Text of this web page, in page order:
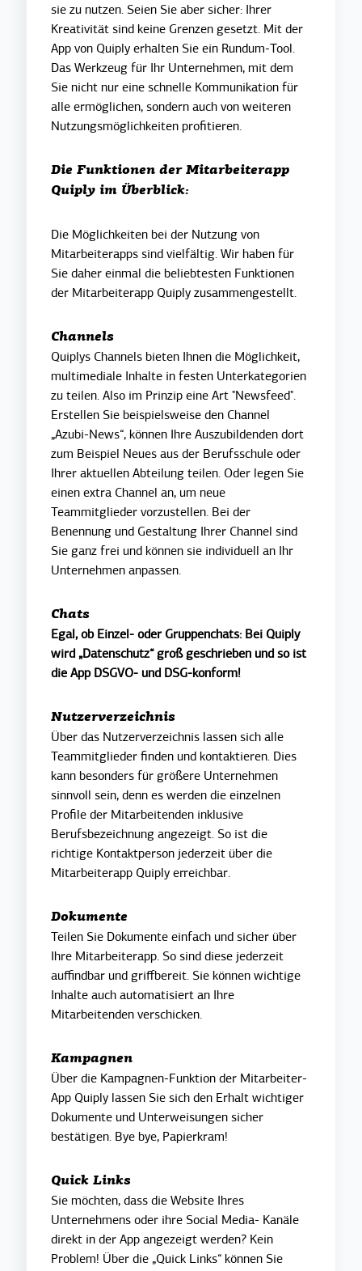
sie zu nutzen. Seien Sie aber sicher: Ihrer
Kreativität sind keine Grenzen gesetzt. Mit der
App von Quiply erhalten Sie ein Rundum-Tool.
Das Werkzeug für Ihr Unternehmen, mit dem
Sie nicht nur eine schnelle Kommunikation für
alle ermöglichen, sondern auch von weiteren
Nutzungsmöglichkeiten profitieren.
Die Funktionen der Mitarbeiterapp
Quiply im Überblick:
Die Möglichkeiten bei der Nutzung von
Mitarbeiterapps sind vielfältig. Wir haben für
Sie daher einmal die beliebtesten Funktionen
der Mitarbeiterapp Quiply zusammengestellt.
Channels
Quiplys Channels bieten Ihnen die Möglichkeit,
multimediale Inhalte in festen Unterkategorien
zu teilen. Also im Prinzip eine Art "Newsfeed".
Erstellen Sie beispielsweise den Channel
„Azubi-News“, können Ihre Auszubildenden dort
zum Beispiel Neues aus der Berufsschule oder
Ihrer aktuellen Abteilung teilen. Oder legen Sie
einen extra Channel an, um neue
Teammitglieder vorzustellen. Bei der
Benennung und Gestaltung Ihrer Channel sind
Sie ganz frei und können sie individuell an Ihr
Unternehmen anpassen.
Chats
Egal, ob Einzel- oder Gruppenchats: Bei Quiply
wird „Datenschutz“ groß geschrieben und so ist
die App DSGVO- und DSG-konform!
Nutzerverzeichnis
Über das Nutzerverzeichnis lassen sich alle
Teammitglieder finden und kontaktieren. Dies
kann besonders für größere Unternehmen
sinnvoll sein, denn es werden die einzelnen
Profile der Mitarbeitenden inklusive
Berufsbezeichnung angezeigt. So ist die
richtige Kontaktperson jederzeit über die
Mitarbeiterapp Quiply erreichbar.
Dokumente
Teilen Sie Dokumente einfach und sicher über
Ihre Mitarbeiterapp. So sind diese jederzeit
auffindbar und griffbereit. Sie können wichtige
Inhalte auch automatisiert an Ihre
Mitarbeitenden verschicken.
Kampagnen
Über die Kampagnen-Funktion der Mitarbeiter-
App Quiply lassen Sie sich den Erhalt wichtiger
Dokumente und Unterweisungen sicher
bestätigen. Bye bye, Papierkram!
Quick Links
Sie möchten, dass die Website Ihres
Unternehmens oder ihre Social Media- Kanäle
direkt in der App angezeigt werden? Kein
Problem! Über die „Quick Links“ können Sie